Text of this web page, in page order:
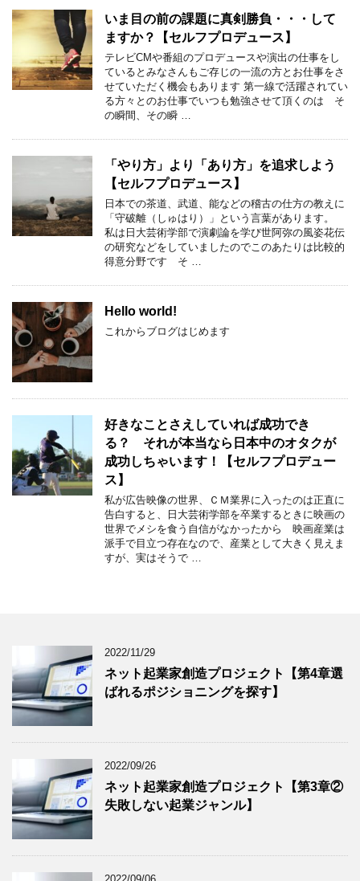
いま目の前の課題に真剣勝負・・・して
ますか？【セルフプロデュース】
テレビCMや番組のプロデュースや演出の仕事をし
ているとみなさんもご存じの一流の方とお仕事をさ
せていただく機会もあります 第一線で活躍されてい
る方々とのお仕事でいつも勉強させて頂くのは そ
の瞬間、その瞬 …
「やり方」より「あり方」を追求しよう
【セルフプロデュース】
日本での茶道、武道、能などの稽古の仕方の教えに
「守破離（しゅはり）」という言葉があります。
私は日大芸術学部で演劇論を学び世阿弥の風姿花伝
の研究などをしていましたのでこのあたりは比較的
得意分野です そ …
Hello world!
これからブログはじめます
好きなことさえしていれば成功でき
る？ それが本当なら日本中のオタクが
成功しちゃいます！【セルフプロデュー
ス】
私が広告映像の世界、ＣＭ業界に入ったのは正直に
告白すると、日大芸術学部を卒業するときに映画の
世界でメシを食う自信がなかったから 映画産業は
派手で目立つ存在なので、産業として大きく見えま
すが、実はそうで …
2022/11/29
ネット起業家創造プロジェクト【第4章選
ばれるポジショニングを探す】
2022/09/26
ネット起業家創造プロジェクト【第3章②
失敗しない起業ジャンル】